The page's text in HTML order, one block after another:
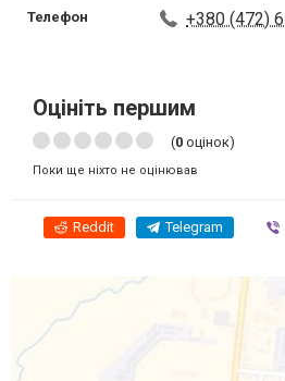
Телефон +380 (472)
Оцініть першим
(0 оцінок)
Поки ще ніхто не оцінював
Reddit Telegram